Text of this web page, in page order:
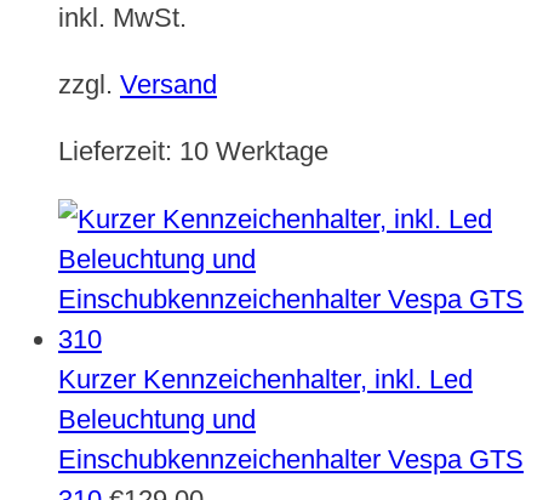
inkl. MwSt.
zzgl. Versand
Lieferzeit: 10 Werktage
Kurzer Kennzeichenhalter, inkl. Led
Beleuchtung und
Einschubkennzeichenhalter Vespa GTS